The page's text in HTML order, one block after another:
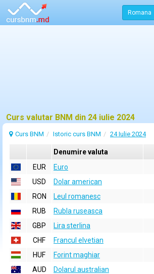
Romana
Curs valutar BNM din 24 iulie 2024
Curs BNM Istoric curs BNM 24 Iulie 2024
Denumire valuta
EUR
Euro
USD
Dolar american
RON
Leul romanesc
RUB
Rubla ruseasca
GBP
Lira sterlina
CHF
Francul elvetian
HUF
Forint maghiar
AUD
Dolarul australian